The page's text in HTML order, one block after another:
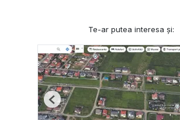
Te-ar putea interesa și:
Previous